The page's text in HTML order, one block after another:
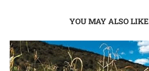
YOU MAY ALSO LIKE